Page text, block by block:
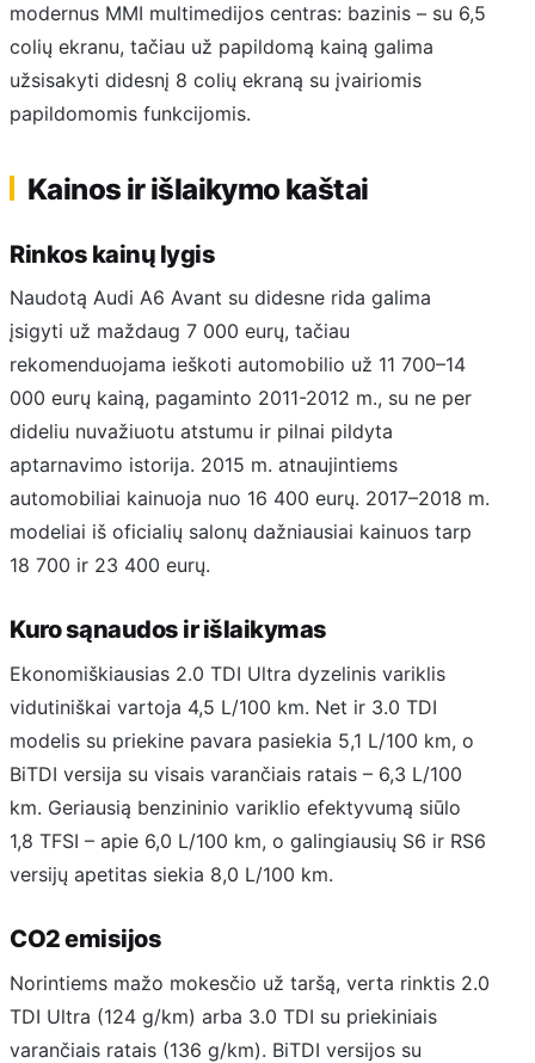
modernus MMI multimedijos centras: bazinis – su 6,5
colių ekranu, tačiau už papildomą kainą galima
užsisakyti didesnį 8 colių ekraną su įvairiomis
papildomomis funkcijomis.
Kainos ir išlaikymo kaštai
Rinkos kainų lygis
Naudotą Audi A6 Avant su didesne rida galima
įsigyti už maždaug 7 000 eurų, tačiau
rekomenduojama ieškoti automobilio už 11 700–14
000 eurų kainą, pagaminto 2011-2012 m., su ne per
dideliu nuvažiuotu atstumu ir pilnai pildyta
aptarnavimo istorija. 2015 m. atnaujintiems
automobiliai kainuoja nuo 16 400 eurų. 2017–2018 m.
modeliai iš oficialių salonų dažniausiai kainuos tarp
18 700 ir 23 400 eurų.
Kuro sąnaudos ir išlaikymas
Ekonomiškiausias 2.0 TDI Ultra dyzelinis variklis
vidutiniškai vartoja 4,5 L/100 km. Net ir 3.0 TDI
modelis su priekine pavara pasiekia 5,1 L/100 km, o
BiTDI versija su visais varančiais ratais – 6,3 L/100
km. Geriausią benzininio variklio efektyvumą siūlo
1,8 TFSI – apie 6,0 L/100 km, o galingiausių S6 ir RS6
versijų apetitas siekia 8,0 L/100 km.
CO2 emisijos
Norintiems mažo mokesčio už taršą, verta rinktis 2.0
TDI Ultra (124 g/km) arba 3.0 TDI su priekiniais
varančiais ratais (136 g/km). BiTDI versijos su